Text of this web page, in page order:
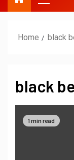
Home black
black
1 min read